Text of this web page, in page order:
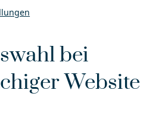
bei
Website